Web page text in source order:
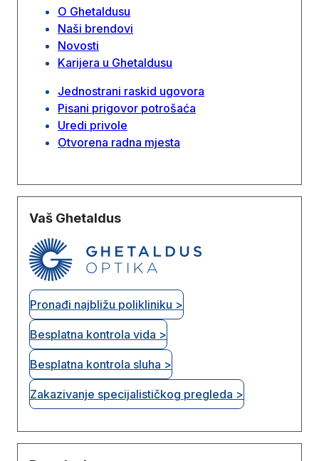
O Ghetaldusu
Naši brendovi
Novosti
Karijera u Ghetaldusu
Jednostrani raskid ugovora
Pisani prigovor potrošaća
Uredi privole
Otvorena radna mjesta
Vaš Ghetaldus
Pronađi najbližu polikliniku >
Besplatna kontrola vida >
Besplatna kontrola sluha >
Zakazivanje specijalističkog pregleda >